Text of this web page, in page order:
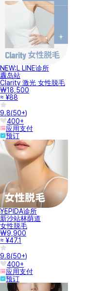
NEW:L LINE诊所
纛岛站
Clarity 激光 女性脱毛
₩18,500
≈ ¥88
9.8(50+)
400+
应用支付
预订
YEPIDA诊所
新沙站林荫道
女性脱毛
₩9,900
≈ ¥47.1
9.8(50+)
400+
应用支付
预订